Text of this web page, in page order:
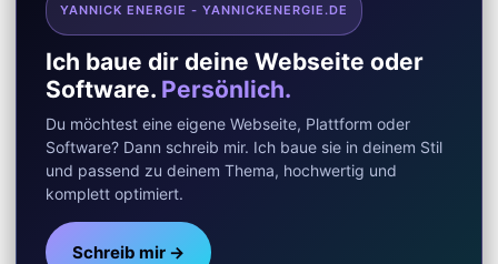
YANNICK ENERGIE - YANNICKENERGIE.DE
Ich baue dir deine Webseite oder
Software. Persönlich.
Du möchtest eine eigene Webseite, Plattform oder
Software? Dann schreib mir. Ich baue sie in deinem Stil
und passend zu deinem Thema, hochwertig und
komplett optimiert.
Schreib mir →